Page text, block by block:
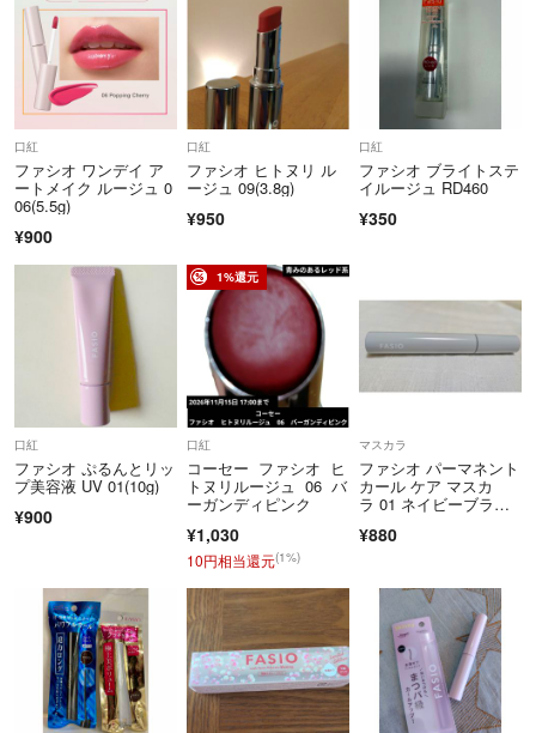
口紅
ファシオ ワンデイ ア
ートメイク ルージュ 0
06(5.5g)
¥900
口紅
ファシオ ヒトヌリ ル
ージュ 09(3.8g)
¥950
口紅
ファシオ ブライトステ
イルージュ RD460
¥350
口紅
ファシオ ぷるんとリッ
プ美容液 UV 01(10g)
¥900
1%還元
口紅
コーセー ファシオ ヒ
トヌリルージュ 06 バ
ーガンディピンク
¥1,030
10円相当還元(1%)
マスカラ
ファシオ パーマネント
カール ケア マスカ
ラ 01 ネイビーブラッ
¥880